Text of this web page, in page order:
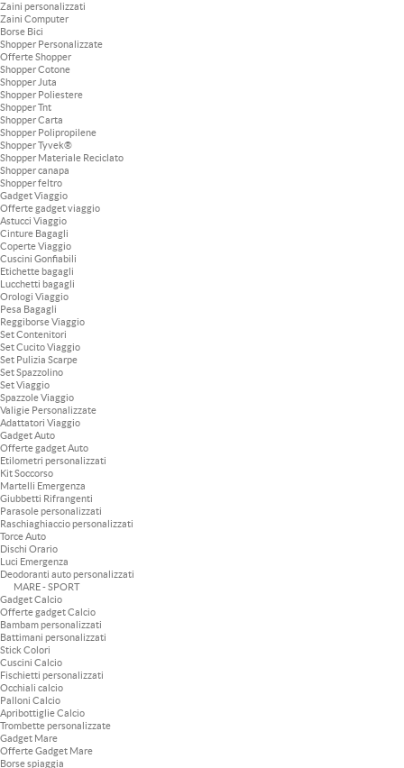
Zaini personalizzati
Zaini Computer
Borse Bici
Shopper Personalizzate
Offerte Shopper
Shopper Cotone
Shopper Juta
Shopper Poliestere
Shopper Tnt
Shopper Carta
Shopper Polipropilene
Shopper Tyvek®
Shopper Materiale Reciclato
Shopper canapa
Shopper feltro
Gadget Viaggio
Offerte gadget viaggio
Astucci Viaggio
Cinture Bagagli
Coperte Viaggio
Cuscini Gonfiabili
Etichette bagagli
Lucchetti bagagli
Orologi Viaggio
Pesa Bagagli
Reggiborse Viaggio
Set Contenitori
Set Cucito Viaggio
Set Pulizia Scarpe
Set Spazzolino
Set Viaggio
Spazzole Viaggio
Valigie Personalizzate
Adattatori Viaggio
Gadget Auto
Offerte gadget Auto
Etilometri personalizzati
Kit Soccorso
Martelli Emergenza
Giubbetti Rifrangenti
Parasole personalizzati
Raschiaghiaccio personalizzati
Torce Auto
Dischi Orario
Luci Emergenza
Deodoranti auto personalizzati
MARE - SPORT
Gadget Calcio
Offerte gadget Calcio
Bambam personalizzati
Battimani personalizzati
Stick Colori
Cuscini Calcio
Fischietti personalizzati
Occhiali calcio
Palloni Calcio
Apribottiglie Calcio
Trombette personalizzate
Gadget Mare
Offerte Gadget Mare
Borse spiaggia